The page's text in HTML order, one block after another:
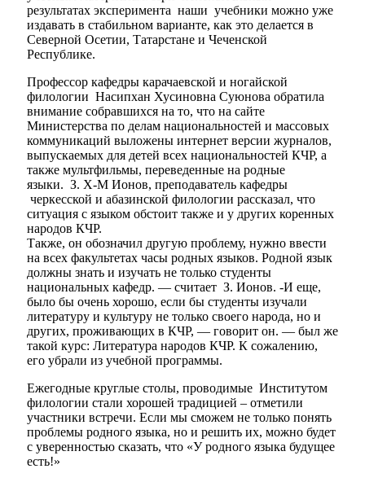
результатах эксперимента наши учебники можно уже
издавать в стабильном варианте, как это делается в
Северной Осетии, Татарстане и Чеченской
Республике.
Профессор кафедры карачаевской и ногайской
филологии Насипхан Хусиновна Суюнова обратила
внимание собравшихся на то, что на сайте
Министерства по делам национальностей и массовых
коммуникаций выложены интернет версии журналов,
выпускаемых для детей всех национальностей КЧР, а
также мультфильмы, переведенные на родные
языки. З. Х-М Ионов, преподаватель кафедры
черкесской и абазинской филологии рассказал, что
ситуация с языком обстоит также и у других коренных
народов КЧР.
Также, он обозначил другую проблему, нужно ввести
на всех факультетах часы родных языков. Родной язык
должны знать и изучать не только студенты
национальных кафедр. — считает З. Ионов. -И еще,
было бы очень хорошо, если бы студенты изучали
литературу и культуру не только своего народа, но и
других, проживающих в КЧР, — говорит он. — был же
такой курс: Литература народов КЧР. К сожалению,
его убрали из учебной программы.
Ежегодные круглые столы, проводимые Институтом
филологии стали хорошей традицией – отметили
участники встречи. Если мы сможем не только понять
проблемы родного языка, но и решить их, можно будет
с уверенностью сказать, что «У родного языка будущее
есть!»